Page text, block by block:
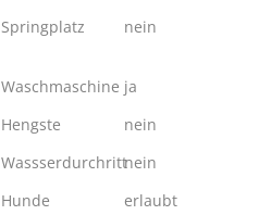
Springplatz nein
Waschmaschine ja
Hengste
nein
Wassserdurchrittnein
Hunde
erlaubt